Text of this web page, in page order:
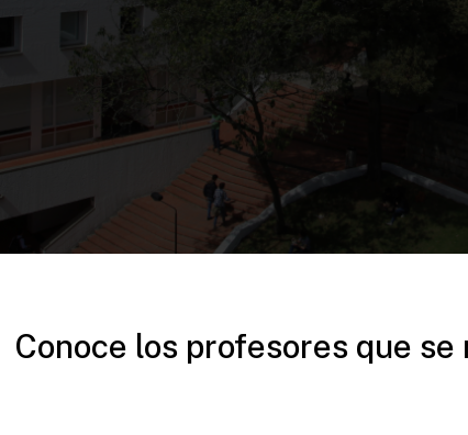
Conoce los profesores que